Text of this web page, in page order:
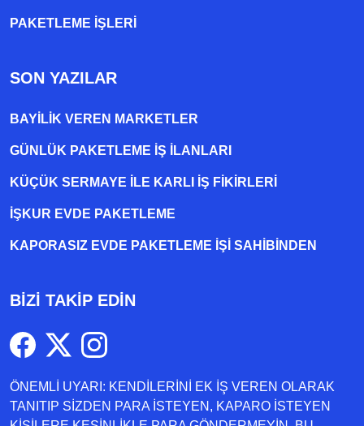
PAKETLEME IŞLERI
SON YAZILAR
BAYILIK VEREN MARKETLER
GÜNLÜK PAKETLEME İŞ İLANLARI
KÜÇÜK SERMAYE ILE KARLI İŞ FIKIRLERI
İŞKUR EVDE PAKETLEME
KAPORASIZ EVDE PAKETLEME IŞI SAHIBINDEN
BİZİ TAKİP EDİN
ÖNEMLİ UYARI: KENDİLERİNİ EK İŞ VEREN OLARAK
TANITIP SİZDEN PARA İSTEYEN, KAPARO İSTEYEN